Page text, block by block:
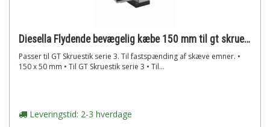
Diesella Flydende bevægelig kæbe 150 mm til gt skruestikke serie 3
Passer til GT Skruestik serie 3. Til fastspænding af skæve emner. •
150 x 50 mm • Til GT Skruestik serie 3 • Til...
Leveringstid: 2-3 hverdage